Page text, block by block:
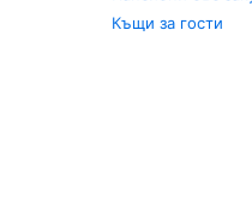
Къщи за гости